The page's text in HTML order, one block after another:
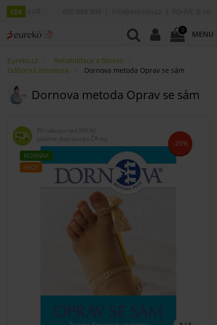
CZK
0 MENU
Eureko.cz
Rehabilitace a fitness
Odborná literatura
Dornova metoda Oprav se sám
Dornova metoda Oprav se sám
Při nákupu nad 990 Kč
platíme dopravu po ČR my
NOVINKA
AKCE
-20%